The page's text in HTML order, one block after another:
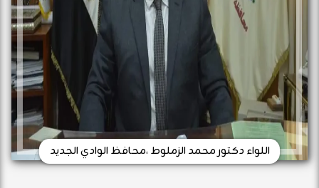
اللواء دكتور محمد الزملوط ،محافظ الوادي الجديد